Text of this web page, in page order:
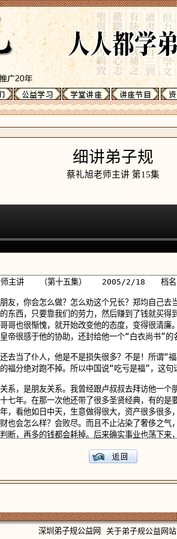
细讲弟子规
蔡礼旭老师主讲 第15集
深圳弟子规公益网 关于弟子规公益网站